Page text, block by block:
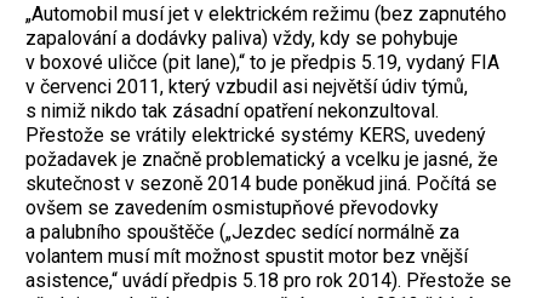
„Automobil musí jet v elektrickém režimu (bez zapnutého
zapalování a dodávky pa­liva) vždy, kdy se pohybuje
v boxové uličce (pit lane),“ to je předpis 5.19, vydaný FIA
v červenci 2011, který vzbudil asi největší údiv týmů,
s nimiž nikdo tak zásadní opatření nekonzultoval.
Přestože se vrátily elektrické systémy KERS, uvedený
požadavek je značně problematický a vcelku je jasné, že
skutečnost v sezoně 2014 bude poněkud jiná. Počítá se
ovšem se zavedením osmistupňové převodovky
a palubního spouštěče („Jezdec sedící normálně za
volantem musí mít možnost spustit motor bez vnější
asistence,“ uvádí předpis 5.18 pro rok 2014). Přestože se